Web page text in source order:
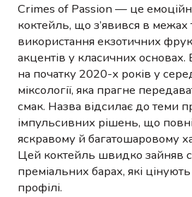
Crimes of Passion — це
коктейль, що з’явився в межах
використання екзотичних
акцентів у класичних основах.
на початку 2020-х років у
міксології, яка прагне
смак. Назва відсилає до теми
імпульсивних рішень, що
яскравому й багатошаровому
Цей коктейль швидко зайняв
преміальних барах, які
профілі.